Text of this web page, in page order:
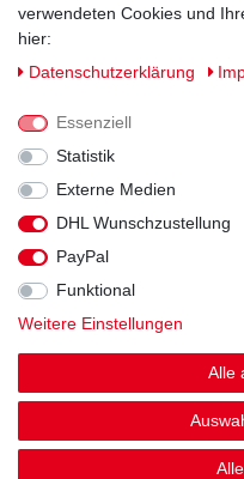
Widerrufs­recht
© Copyright
verwendeten Cookies und
hier:
Daten­schutz­erklärung
Essenziell
Statistik
Externe Medien
DHL Wunschzustellung
PayPal
Funktional
Weitere Einstellungen
Alle